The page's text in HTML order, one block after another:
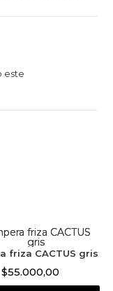
este
friza CACTUS gris
$55.000,00